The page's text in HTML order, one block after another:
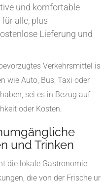
und komfortable
alle, plus
Lieferung und
Verkehrsmittel
wie Auto, Bus, Taxi oder
sei es in Bezug auf
oder Kosten.
und Trinken
die lokale Gastronomie
die von der Frische